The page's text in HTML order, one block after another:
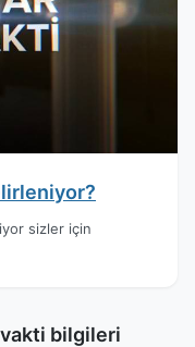
sizler için
vakti bilgileri